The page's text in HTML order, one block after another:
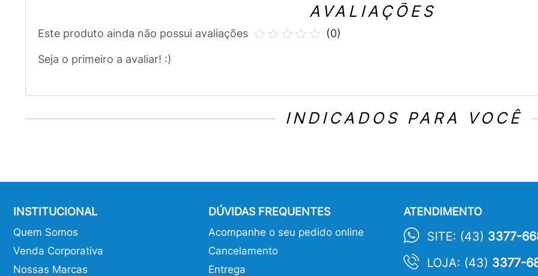
AVALIAÇÕES
Este produto ainda não possui avaliações
Seja o primeiro a avaliar! :)
(0)
INDICADOS PARA VOCÊ
INSTITUCIONAL
Quem Somos
Venda Corporativa
Nossas Marcas
DÚVIDAS FREQUENTES
Acompanhe o seu pedido online
Cancelamento
Entrega
ATENDIMENTO
SITE: (43) 3377-
LOJA: (43) 3377-